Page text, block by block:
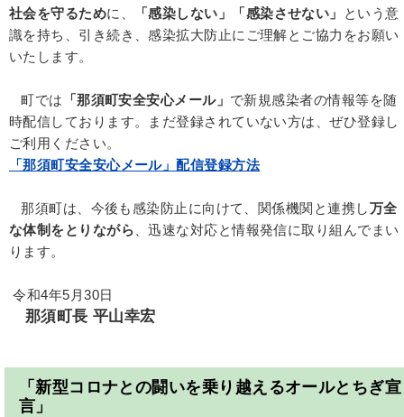
社会を守るために、 「感染しない」「感染させない」
という意
識を持ち、引き続き、感染拡大防止にご理解とご協力をお願い
いたします。
町では 「那須町安全安心メール」 で新規感染者の情報等を随
時配信しております。まだ登録されていない方は、ぜひ登録し
ご利用ください。
「那須町安全安心メール」配信登録方法
那須町は、今後も感染防止に向けて、関係機関と連携し万全
な体制をとりながら 、迅速な対応と情報発信に取り組んでまい
ります。
令和4年5月30日
那須町長 平山幸宏
「新型コロナとの闘いを乗り越えるオールとちぎ宣
言」